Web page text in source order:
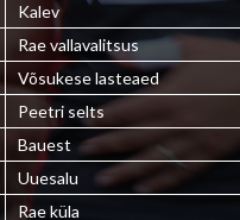
Kalev
Rae vallavalitsus
Võsukese lasteaed
Peetri selts
Bauest
Uuesalu
Rae küla